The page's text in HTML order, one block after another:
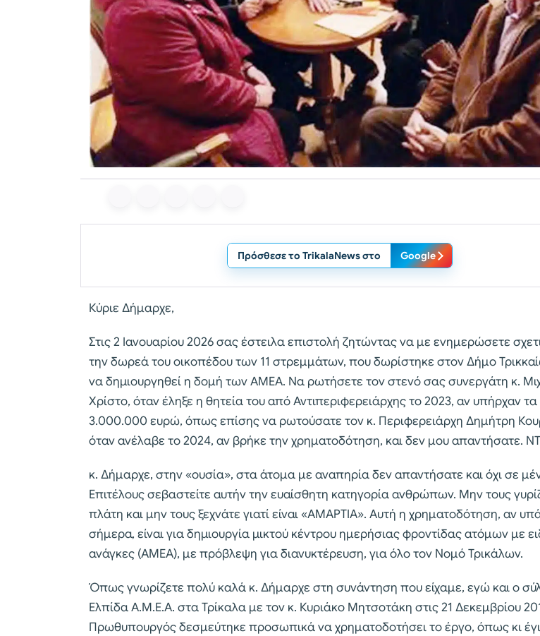
Πρόσθεσε το TrikalaNews στο Google
Κύριε Δήμαρχε,
Στις 2 Ιανουαρίου 2026 σας έστειλα επιστολή ζητώντας να με ενημερώσετε
την δωρεά του οικοπέδου των 11 στρεμμάτων, που δωρίστηκε στον Δήμο
να δημιουργηθεί η δομή των ΑΜΕΑ. Να ρωτήσετε τον στενό σας συνεργάτη κ.
Χρίστο, όταν έληξε η θητεία του από Αντιπεριφερειάρχης το 2023, αν υπήρχαν τα
3.000.000 ευρώ, όπως επίσης να ρωτούσατε τον κ. Περιφερειάρχη Δημήτρη
όταν ανέλαβε το 2024, αν βρήκε την χρηματοδότηση, και δεν μου απαντήσατε.
κ. Δήμαρχε, στην «ουσία», στα άτομα με αναπηρία δεν απαντήσατε και όχι σε
Επιτέλους σεβαστείτε αυτήν την ευαίσθητη κατηγορία ανθρώπων. Μην τους
πλάτη και μην τους ξεχνάτε γιατί είναι «ΑΜΑΡΤΙΑ». Αυτή η χρηματοδότηση, αν
σήμερα, είναι για δημιουργία μικτού κέντρου ημερήσιας φροντίδας ατόμων με
ανάγκες (ΑΜΕΑ), με πρόβλεψη για διανυκτέρευση, για όλο τον Νομό Τρικάλων.
Όπως γνωρίζετε πολύ καλά κ. Δήμαρχε στη συνάντηση που είχαμε, εγώ και ο
Ελπίδα Α.Μ.Ε.Α. στα Τρίκαλα με τον κ. Κυριάκο Μητσοτάκη στις 21 Δεκεμβρίου
Πρωθυπουργός δεσμεύτηκε προσωπικά να χρηματοδοτήσει το έργο, όπως κι